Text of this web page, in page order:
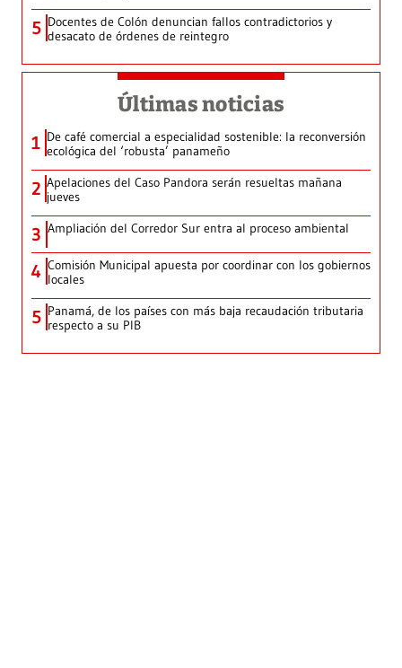
5 Docentes de Colón denuncian fallos contradictorios y
desacato de órdenes de reintegro
Últimas noticias
1 De café comercial a especialidad sostenible: la reconversión
ecológica del ‘robusta’ panameño
2 Apelaciones del Caso Pandora serán resueltas mañana
jueves
3 Ampliación del Corredor Sur entra al proceso ambiental
4 Comisión Municipal apuesta por coordinar con los gobiernos
locales
5 Panamá, de los países con más baja recaudación tributaria
respecto a su PIB